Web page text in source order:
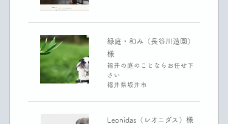
緑庭・和み（長谷川造園）
様
福井の庭のことならお任せ下
さい
福井県坂井市
Leonidas（レオニダス）様